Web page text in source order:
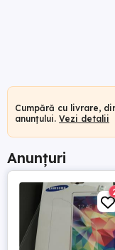
Cumpără cu livrare,
anunțului. Vezi detalii
Anunțuri